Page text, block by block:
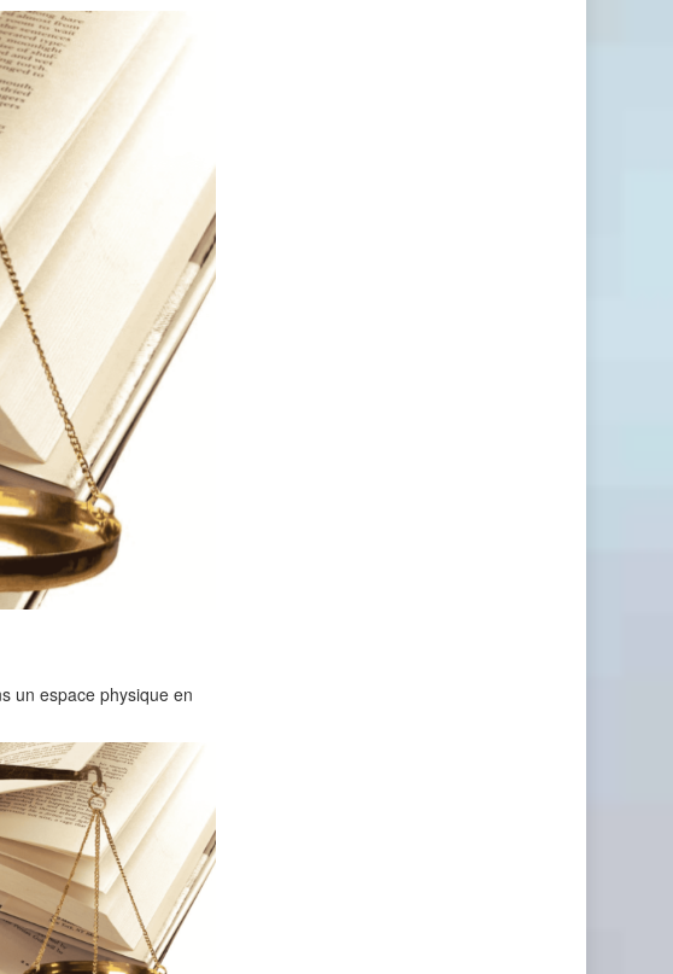
un espace physique en